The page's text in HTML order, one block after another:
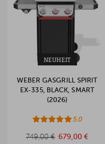
NEUHEIT
WEBER GASGRILL SPIRIT
EX-335, BLACK, SMART
(2026)
5.0
749,00 € 679,00 €